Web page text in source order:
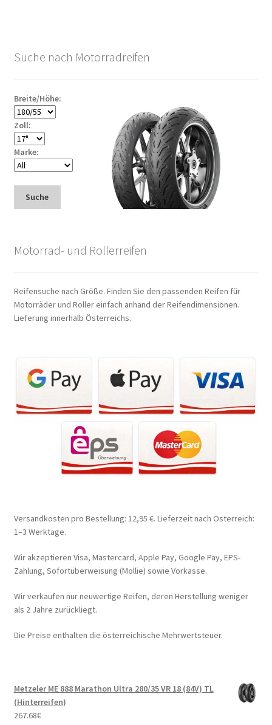
Suche nach Motorradreifen
Breite/Höhe:
Zoll:
Marke:
Suche
Motorrad- und Rollerreifen
Reifensuche nach Größe. Finden Sie den passenden Reifen für
Motorräder und Roller einfach anhand der Reifendimensionen.
Lieferung innerhalb Österreichs.
Versandkosten pro Bestellung: 12,95 €. Lieferzeit nach Österreich:
1–3 Werktage.
Wir akzeptieren Visa, Mastercard, Apple Pay, Google Pay, EPS-
Zahlung, Sofortüberweisung (Mollie) sowie Vorkasse.
Wir verkaufen nur neuwertige Reifen, deren Herstellung weniger
als 2 Jahre zurückliegt.
Die Preise enthalten die österreichische Mehrwertsteuer.
Metzeler ME 888 Marathon Ultra 280/35 VR 18 (84V) TL
(Hinterreifen)
267.68€